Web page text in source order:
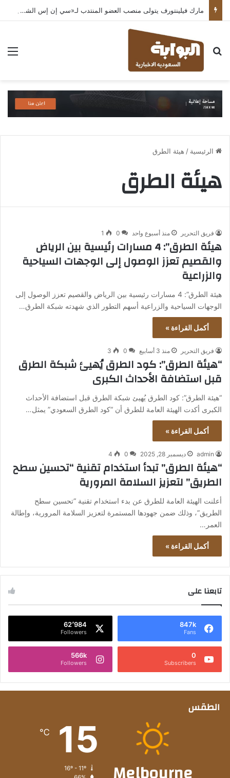
مارك فيلينتورف يتولى منصب العضو المنتدب لـ«سي إن إس الشرق الأوسط» ويشرف على شركات قطاع التكنولوجيا ضمن مجموعة غباش
بحث عن
الرئيسية / هيئة الطرق
هيئة الطرق
فريق التحرير منذ أسبوع واحد 0
1
هيئة الطرق”: 4 مسارات رئيسية بين الرياض
والقصيم تعزز الوصول إلى الوجهات السياحية
والزراعية
هيئة الطرق”: 4 مسارات رئيسية بين الرياض والقصيم تعزز الوصول إلى
الوجهات السياحية والزراعية أسهم التطور الذي شهدته شبكة الطرق…
أكمل القراءة »
فريق التحرير منذ 3 أسابيع 0
3
“هيئة الطرق”: كود الطرق يُهيئ شبكة الطرق
قبل استضافة الأحداث الكبرى
“هيئة الطرق”: كود الطرق يُهيئ شبكة الطرق قبل استضافة الأحداث
الكبرى أكدت الهيئة العامة للطرق أن “كود الطرق السعودي” يمثل…
أكمل القراءة »
admin ديسمبر 28, 2025 0
4
“هيئة الطرق” تبدأ استخدام تقنية “تحسين سطح
الطريق” لتعزيز السلامة المرورية
أعلنت الهيئة العامة للطرق عن بدء استخدام تقنية “تحسين سطح
الطريق”، وذلك ضمن جهودها المستمرة لتعزيز السلامة المرورية، وإطالة
العمر…
أكمل القراءة »
تابعنا على
847k
Fans
62٬984
Followers
0
Subscribers
566k
Followers
الطقس
15
℃